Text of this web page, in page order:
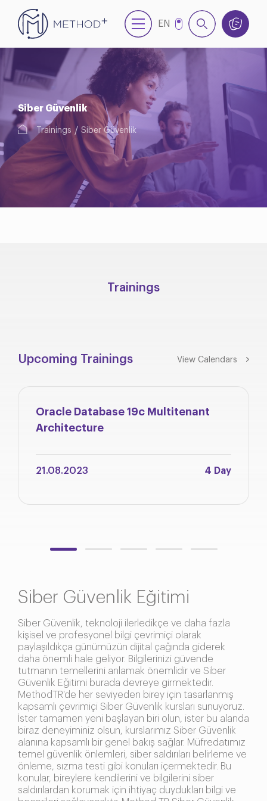
EN
Siber Güvenlik
Trainings Siber Güvenlik
Trainings
Upcoming Trainings View Calendars
Oracle Database 19c Multitenant
Architecture
21.08.2023 4 Day
Siber Güvenlik Eğitimi
Siber Güvenlik, teknoloji ilerledikçe ve daha fazla
kişisel ve profesyonel bilgi çevrimiçi olarak
paylaşıldıkça günümüzün dijital çağında giderek
daha önemli hale geliyor. Bilgilerinizi güvende
tutmanın temellerini anlamak önemlidir ve Siber
Güvenlik Eğitimi burada devreye girmektedir.
MethodTR'de her seviyeden birey için tasarlanmış
kapsamlı çevrimiçi Siber Güvenlik kursları sunuyoruz.
İster tamamen yeni başlayan biri olun, ister bu alanda
biraz deneyiminiz olsun, kurslarımız Siber Güvenlik
alanına kapsamlı bir genel bakış sağlar. Müfredatımız
temel güvenlik önlemleri, siber saldırıları belirleme ve
önleme, sızma testi gibi konuları içermektedir. Bu
konular, bireylere kendilerini ve bilgilerini siber
saldırılardan korumak için ihtiyaç duydukları bilgi ve